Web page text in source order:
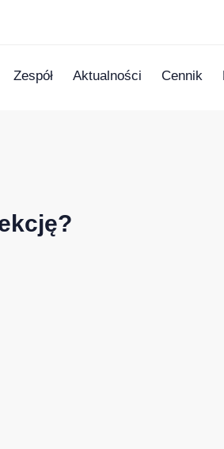
Zespół Aktualności Cennik